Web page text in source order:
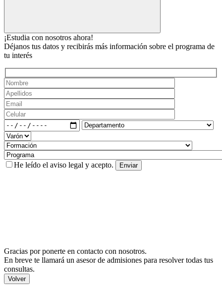
¡Estudia con nosotros ahora!
Déjanos tus datos y recibirás más información sobre el programa de
tu interés
He leído el aviso legal y acepto.
Gracias por ponerte en contacto con nosotros.
En breve te llamará un asesor de admisiones para resolver todas tus
consultas.
Volver